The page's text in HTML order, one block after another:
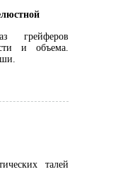
грейферов
и объема.
талей